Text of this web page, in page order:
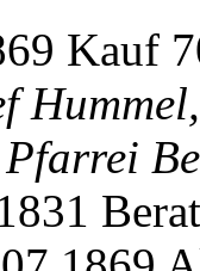
Kauf